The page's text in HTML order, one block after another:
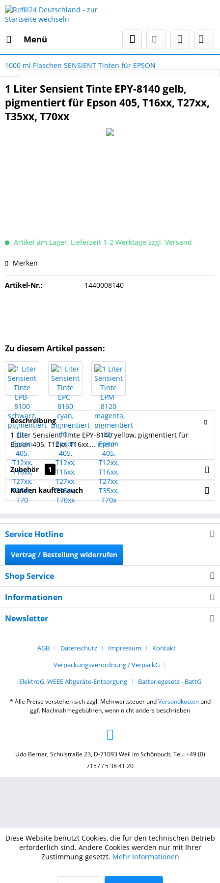
Menü
1000 ml Flaschen SENSIENT Tinten für EPSON
1 Liter Sensient Tinte EPY-8140 gelb,
pigmentiert für Epson 405, T16xx, T27xx,
T35xx, T70xx
Artikel am Lager, Lieferzeit 1-2 Werktage zzgl. Versand
Merken
Artikel-Nr.: 1440008140
Zu diesem Artikel passen:
Beschreibung
1 Liter Sensient Tinte EPY-8140 yellow, pigmentiert für
Epson 405, T12xx, T16xx,... mehr
Zubehör 1
Kunden kauften auch
Service Hotline
Vertrag / Bestellung widerrufen
Shop Service
Informationen
Newsletter
AGB Datenschutz Impressum
Kontakt
Verpackungsverordnung / VerpackG
ElektroG, WEEE Altgeräte-Entsorgung
Batteriegesetz - BattG
* Alle Preise verstehen sich zzgl. Mehrwertsteuer undVersandkostenund
ggf. Nachnahmegebühren, wenn nicht anders beschrieben
Udo Berner, Schulstraße 23, D-71093 Weil im Schönbuch, Tel.: +49 (0)
7157 / 5 38 41 20
Diese Website benutzt Cookies, die für den technischen Betrieb
erforderlich sind. Andere Cookies werden nur mit Ihrer
Zustimmung gesetzt. Mehr Informationen